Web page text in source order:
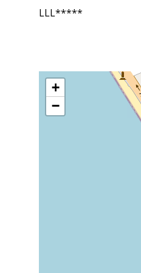
LLL*****
+
−